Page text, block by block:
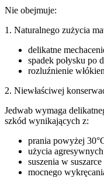
Nie obejmuje:
1. Naturalnego zużycia
delikatne
spadek połysku po
rozluźnienie
2. Niewłaściwej
Jedwab wymaga
szkód wynikających z:
prania powyżej
użycia
suszenia w
mocnego